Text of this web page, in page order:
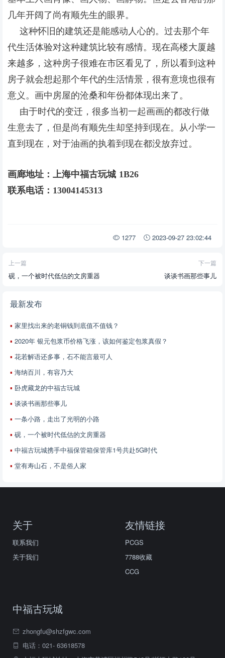
几年开阔了尚有顺先生的眼界。
这种怀旧的建筑还是能感动人心的。过去那个年
代生活体验对这种建筑比较有感情。现在高楼大厦越
来越多，这种房子很难在市区看见了，所以看到这种
房子就会想起那个年代的生活情景，很有意境也很有
意义。 画中房屋的沧桑和年份都体现出来了。
由于时代的变迁，很多当初一起画画的都改行做
生意去了，但是尚有顺先生却坚持到现在。从小学一
直到现在，对于油画的执着到现在都没放弃过。
画廊地址：上海中福古玩城 1B26
联系电话：13004145313
1277 2023-09-27 23:02:44
上一篇
砚，一个被时代低估的文房重器
下一篇
谈谈书画那些事儿
最新发布
家里找出来的老铜钱到底值不值钱？
2020年 银元包浆币价格飞涨，该如何鉴定包浆真假？
花若解语还多事，石不能言最可人
海纳百川，有容乃大
卧虎藏龙的中福古玩城
谈谈书画那些事儿
一条小路，走出了光明的小路
砚，一个被时代低估的文房重器
中福古玩城携手中福保管箱保管库1号共赴5G时代
堂有寿山石，不是俗人家
关于
联系我们
关于我们
友情链接
PCGS
7788收藏
CCG
中福古玩城
zhongfu@shzfgwc.com
电话：021- 63618578